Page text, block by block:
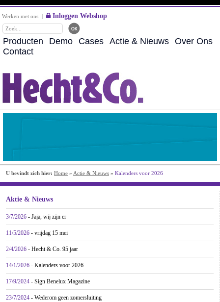
Werken met ons | Inloggen Webshop
Producten Demo Cases Actie & Nieuws Over Ons
Contact
U bevindt zich hier: Home » Actie & Nieuws » Kalenders voor 2026
Aktie & Nieuws
3/7/2026 - Jaja, wij zijn er
11/5/2026 - vrijdag 15 mei
2/4/2026 - Hecht & Co. 95 jaar
14/1/2026 - Kalenders voor 2026
17/9/2024 - Sign Benelux Magazine
23/7/2024 - Wederom geen zomersluiting